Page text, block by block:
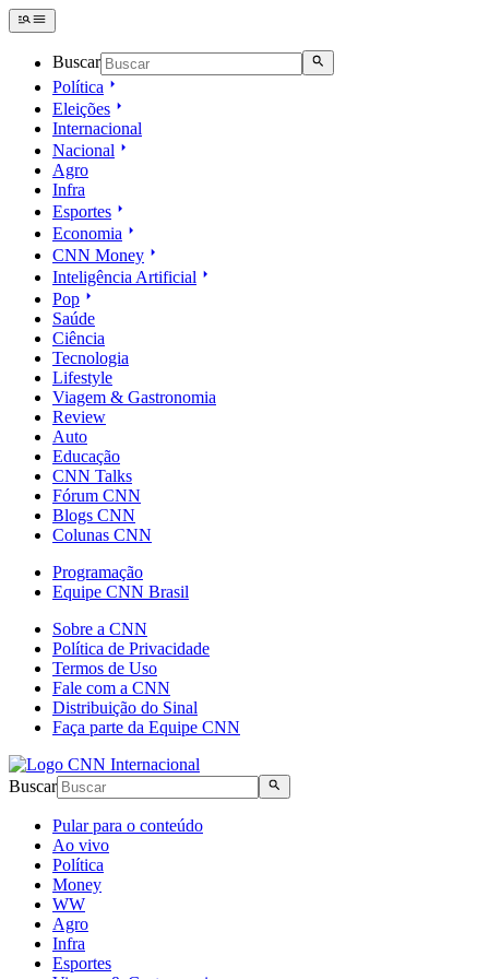
Buscar
Política
Eleições
Internacional
Nacional
Agro
Infra
Esportes
Economia
CNN Money
Inteligência Artificial
Pop
Saúde
Ciência
Tecnologia
Lifestyle
Viagem & Gastronomia
Review
Auto
Educação
CNN Talks
Fórum CNN
Blogs CNN
Colunas CNN
Programação
Equipe CNN Brasil
Sobre a CNN
Política de Privacidade
Termos de Uso
Fale com a CNN
Distribuição do Sinal
Faça parte da Equipe CNN
Buscar
Pular para o conteúdo
Ao vivo
Política
Money
WW
Agro
Infra
Esportes